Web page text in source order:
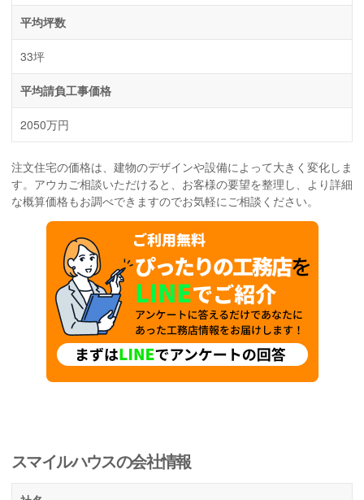
平均坪数
33坪
平均請負工事価格
2050万円
注文住宅の価格は、建物のデザインや設備によって大きく変化しま
す。アウカご相談いただけると、お客様の要望を整理し、より詳細
な概算価格もお調べできますのでお気軽にご相談ください。
スマイルハウスの会社情報